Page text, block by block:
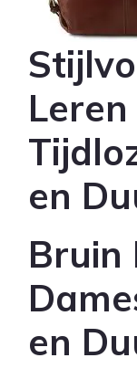
en
Bruin
en